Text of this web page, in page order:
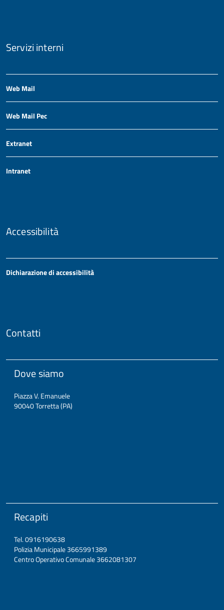
Servizi interni
Web Mail
Web Mail Pec
Extranet
Intranet
Accessibilità
Dichiarazione di accessibilità
Contatti
Dove siamo
Piazza V. Emanuele
90040 Torretta (PA)
Recapiti
Tel. 0916190638
Polizia Municipale 3665991389
Centro Operativo Comunale 3662081307